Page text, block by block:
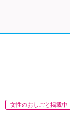
女性のおしごと掲載中